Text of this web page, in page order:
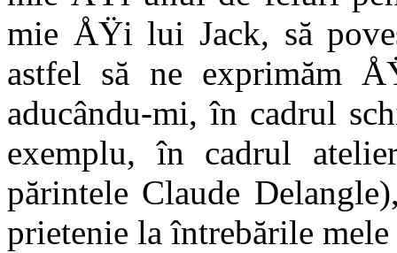
mie ÅŸi lui Jack, să
astfel să ne exprimăm
aducându-mi, în cadrul
exemplu, în cadrul
părintele Claude
prie­tenie la întrebările mele